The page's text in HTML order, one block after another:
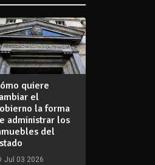
quiere
el
la forma
administrar los
del
Jul 03 2026